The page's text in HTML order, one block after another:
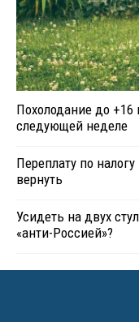
Похолодание до
следующей неделе
Переплату по
вернуть
Усидеть на двух
«анти-Россией»?